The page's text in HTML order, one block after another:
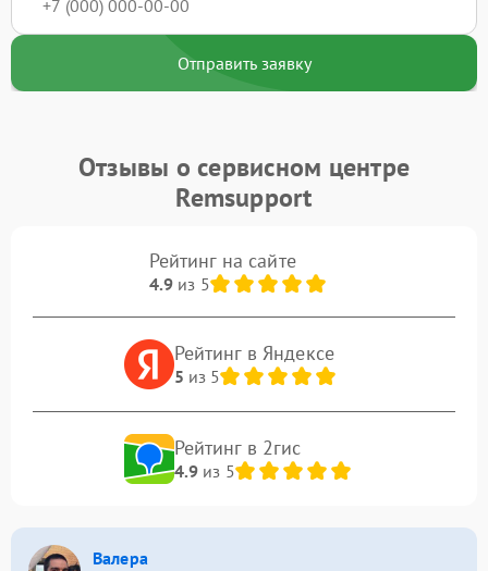
Отправить заявку
Отзывы о сервисном центре
Remsupport
Рейтинг на сайте
4.9из 5
Рейтинг в Яндексе
5 из 5
Рейтинг в 2гис
4.9из 5
Валера